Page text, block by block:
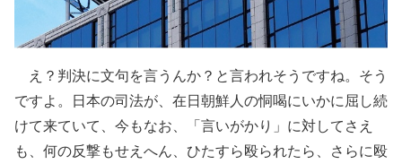
え？判決に文句を言うんか？と言われそうですね。そう
ですよ。日本の司法が、在日朝鮮人の恫喝にいかに屈し続
けて来ていて、今もなお、「言いがかり」に対してさえ
も、何の反撃もせえへん、ひたすら殴られたら、さらに殴